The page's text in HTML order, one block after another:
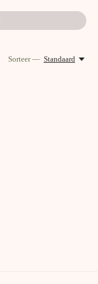
Sorteer — Standaard